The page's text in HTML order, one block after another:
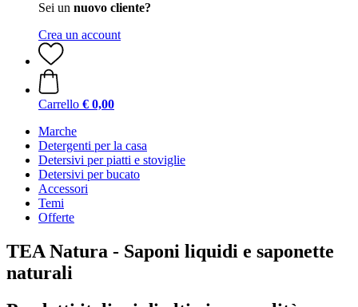
Sei un nuovo cliente?
Crea un account
Carrello € 0,00
Marche
Detergenti per la casa
Detersivi per piatti e stoviglie
Detersivi per bucato
Accessori
Temi
Offerte
TEA Natura - Saponi liquidi e saponette
naturali